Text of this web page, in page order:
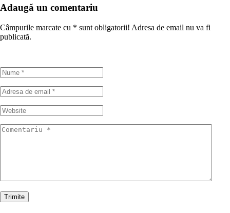
Adaugă un comentariu
Câmpurile marcate cu * sunt obligatorii! Adresa de email nu va fi
publicată.
Trimite